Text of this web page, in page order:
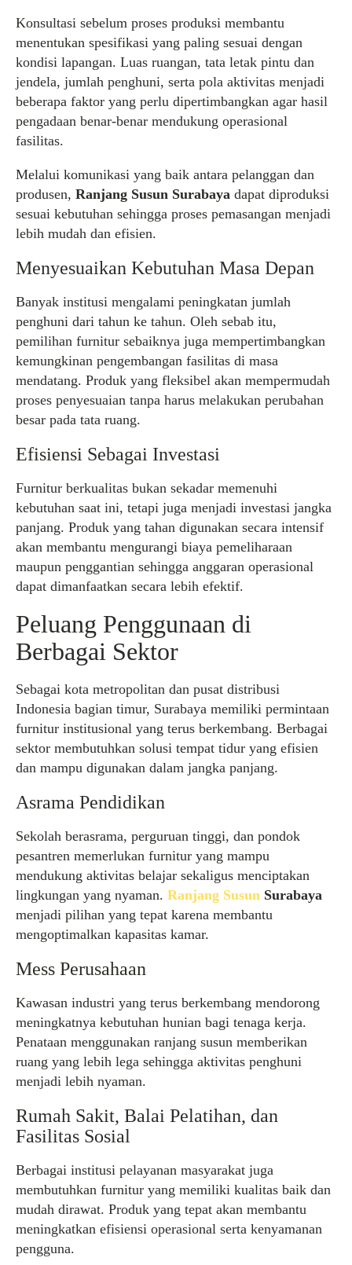
Konsultasi sebelum proses produksi membantu
menentukan spesifikasi yang paling sesuai dengan
kondisi lapangan. Luas ruangan, tata letak pintu dan
jendela, jumlah penghuni, serta pola aktivitas menjadi
beberapa faktor yang perlu dipertimbangkan agar hasil
pengadaan benar-benar mendukung operasional
fasilitas.
Melalui komunikasi yang baik antara pelanggan dan
produsen, Ranjang Susun Surabaya dapat diproduksi
sesuai kebutuhan sehingga proses pemasangan menjadi
lebih mudah dan efisien.
Menyesuaikan Kebutuhan Masa Depan
Banyak institusi mengalami peningkatan jumlah
penghuni dari tahun ke tahun. Oleh sebab itu,
pemilihan furnitur sebaiknya juga mempertimbangkan
kemungkinan pengembangan fasilitas di masa
mendatang. Produk yang fleksibel akan mempermudah
proses penyesuaian tanpa harus melakukan perubahan
besar pada tata ruang.
Efisiensi Sebagai Investasi
Furnitur berkualitas bukan sekadar memenuhi
kebutuhan saat ini, tetapi juga menjadi investasi jangka
panjang. Produk yang tahan digunakan secara intensif
akan membantu mengurangi biaya pemeliharaan
maupun penggantian sehingga anggaran operasional
dapat dimanfaatkan secara lebih efektif.
Peluang Penggunaan di
Berbagai Sektor
Sebagai kota metropolitan dan pusat distribusi
Indonesia bagian timur, Surabaya memiliki permintaan
furnitur institusional yang terus berkembang. Berbagai
sektor membutuhkan solusi tempat tidur yang efisien
dan mampu digunakan dalam jangka panjang.
Asrama Pendidikan
Sekolah berasrama, perguruan tinggi, dan pondok
pesantren memerlukan furnitur yang mampu
mendukung aktivitas belajar sekaligus menciptakan
lingkungan yang nyaman. Ranjang Susun Surabaya
menjadi pilihan yang tepat karena membantu
mengoptimalkan kapasitas kamar.
Mess Perusahaan
Kawasan industri yang terus berkembang mendorong
meningkatnya kebutuhan hunian bagi tenaga kerja.
Penataan menggunakan ranjang susun memberikan
ruang yang lebih lega sehingga aktivitas penghuni
menjadi lebih nyaman.
Rumah Sakit, Balai Pelatihan, dan
Fasilitas Sosial
Berbagai institusi pelayanan masyarakat juga
membutuhkan furnitur yang memiliki kualitas baik dan
mudah dirawat. Produk yang tepat akan membantu
meningkatkan efisiensi operasional serta kenyamanan
pengguna.